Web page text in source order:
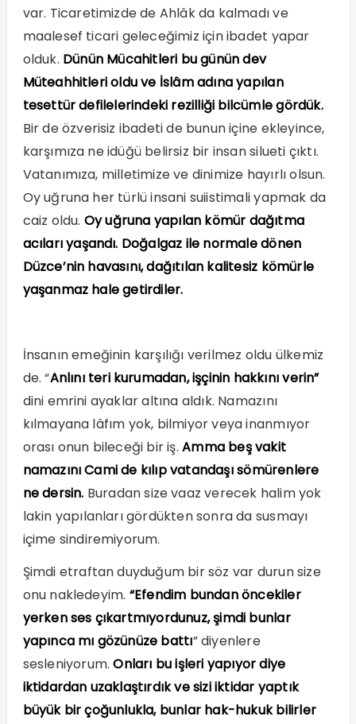
var. Ticaretimizde de Ahlâk da kalmadı ve
maalesef ticari geleceğimiz için ibadet yapar
olduk. Dünün Mücahitleri bu günün dev
Müteahhitleri oldu ve İslâm adına yapılan
tesettür defilelerindeki rezilliği bilcümle gördük.
Bir de özverisiz ibadeti de bunun içine ekleyince,
karşımıza ne idüğü belirsiz bir insan silueti çıktı.
Vatanımıza, milletimize ve dinimize hayırlı olsun.
Oy uğruna her türlü insani suiistimali yapmak da
caiz oldu. Oy uğruna yapılan kömür dağıtma
acıları yaşandı. Doğalgaz ile normale dönen
Düzce’nin havasını, dağıtılan kalitesiz kömürle
yaşanmaz hale getirdiler.
İnsanın emeğinin karşılığı verilmez oldu ülkemiz
de. “Anlını teri kurumadan, işçinin hakkını verin”
dini emrini ayaklar altına aldık. Namazını
kılmayana lâfım yok, bilmiyor veya inanmıyor
orası onun bileceği bir iş.Amma beş vakit
namazını Cami de kılıp vatandaşı sömürenlere
ne dersin. Buradan size vaaz verecek halim yok
lakin yapılanları gördükten sonra da susmayı
içime sindiremiyorum.
Şimdi etraftan duyduğum bir söz var durun size
onu nakledeyim. “Efendim bundan öncekiler
yerken ses çıkartmıyordunuz, şimdi bunlar
yapınca mı gözünüze battı” diyenlere
sesleniyorum.Onları bu işleri yapıyor diye
iktidardan uzaklaştırdık ve sizi iktidar yaptık
büyük bir çoğunlukla, bunlar hak-hukuk bilirler